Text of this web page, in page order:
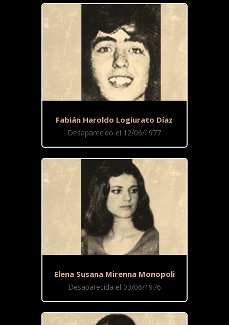
Fabián Haroldo Logiurato Díaz
Desaparecido el 12/06/1977
Elena Susana Mirenna Monopoli
Desaparecida el 03/06/1976